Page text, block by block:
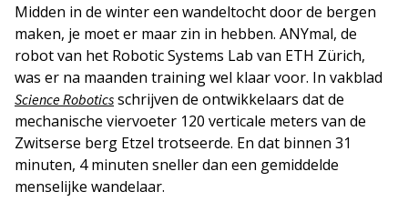
Midden in de winter een wandeltocht door de bergen
maken, je moet er maar zin in hebben. ANYmal, de
robot van het Robotic Systems Lab van ETH Zürich,
was er na maanden training wel klaar voor. In vakblad
Science Robotics schrijven de ontwikkelaars dat de
mechanische viervoeter 120 verticale meters van de
Zwitserse berg Etzel trotseerde. En dat binnen 31
minuten, 4 minuten sneller dan een gemiddelde
menselijke wandelaar.